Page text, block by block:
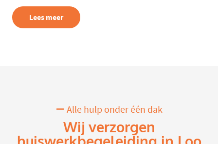
Lees meer
Alle hulp onder één dak
Wij verzorgen